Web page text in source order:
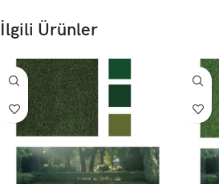
İlgili Ürünler